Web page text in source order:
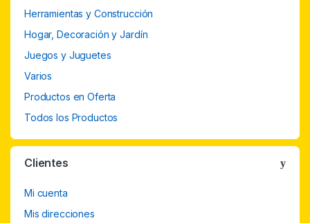
Herramientas y Construcción
Hogar, Decoración y Jardín
Juegos y Juguetes
Varios
Productos en Oferta
Todos los Productos
Clientes
Mi cuenta
Mis direcciones